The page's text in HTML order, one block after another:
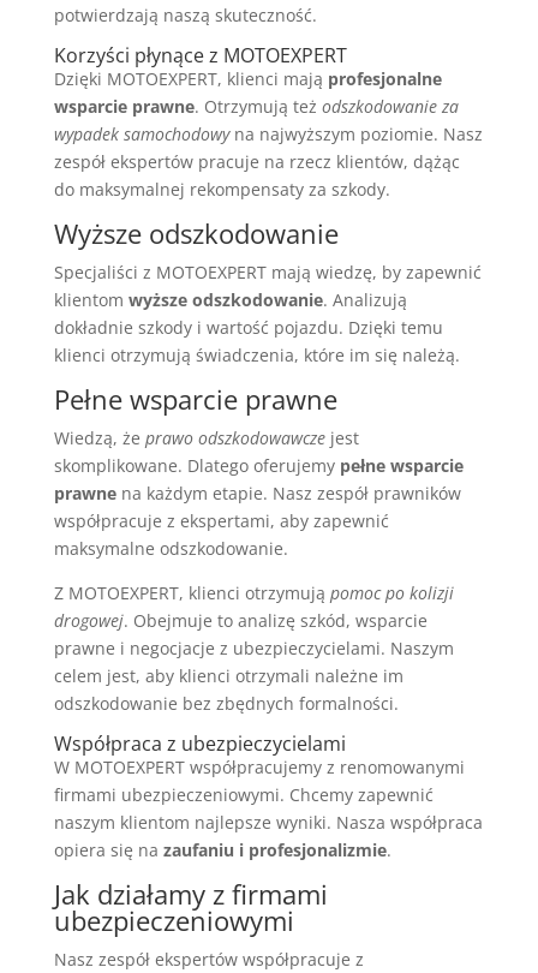
potwierdzają naszą skuteczność.
Korzyści płynące z MOTOEXPERT
Dzięki MOTOEXPERT, klienci mają profesjonalne
wsparcie prawne. Otrzymują też odszkodowanie za
wypadek samochodowyna najwyższym poziomie. Nasz
zespół ekspertów pracuje na rzecz klientów, dążąc
do maksymalnej rekompensaty za szkody.
Wyższe odszkodowanie
Specjaliści z MOTOEXPERT mają wiedzę, by zapewnić
klientom wyższe odszkodowanie. Analizują
dokładnie szkody i wartość pojazdu. Dzięki temu
klienci otrzymują świadczenia, które im się należą.
Pełne wsparcie prawne
Wiedzą, że prawo odszkodowawczejest
skomplikowane. Dlatego oferujemy pełne wsparcie
prawnena każdym etapie. Nasz zespół prawników
współpracuje z ekspertami, aby zapewnić
maksymalne odszkodowanie.
Z MOTOEXPERT, klienci otrzymują pomoc po kolizji
drogowej. Obejmuje to analizę szkód, wsparcie
prawne i negocjacje z ubezpieczycielami. Naszym
celem jest, aby klienci otrzymali należne im
odszkodowanie bez zbędnych formalności.
Współpraca z ubezpieczycielami
W MOTOEXPERT współpracujemy z renomowanymi
firmami ubezpieczeniowymi. Chcemy zapewnić
naszym klientom najlepsze wyniki. Nasza współpraca
opiera się na zaufaniu i profesjonalizmie.
Jak działamy z firmami
ubezpieczeniowymi
Nasz zespół ekspertów współpracuje z